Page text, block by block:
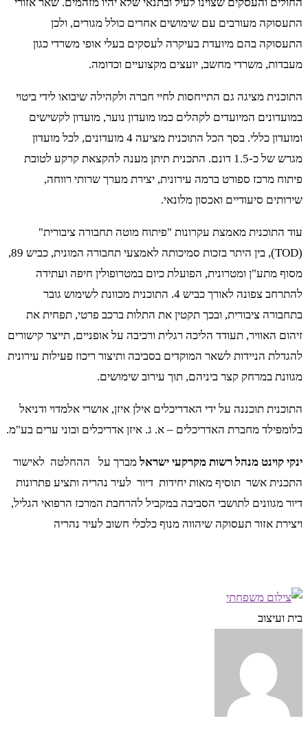
התעסוקה מעורבים עם שימושים אחרים כולל מגורים, ולכן
התעסוקה בהם מיועדת בעיקרה לעסקים בעלי אופי משרדי כגון
מעבדות, משרדי מחשב, יועצים מקצועיים וכדומה.
התוכנית מציגה גם התייחסות לחיי חברה ולקהילה שיבואו לידי ביטוי
במועדונים המיועדים לקהלים כמו מועדון נוער, מועדון לקשישים
ומועדון כללי. בסך הכל התוכנית מציעה 4 מועדונים, לכל מועדון
מגרש של כ-1.5 דונם. התכנית תיתן מענה להקצאת קרקע לטובת
פיתוח מרכז ספורט ברמה עירונית, יצירת מערך שרותי רווחה,
שירותים סיעודיים ואכסון מלונאי.
עוד התוכנית מאמצת עקרונות "פיתוח מוטה תחבורה ציבורית"
(TOD), בין היתר בזכות סמיכותה לאמצעי תחבורה המונית, כביש 89,
מסוף מתע"ן ומטרונית, הפועלת כיום במטרופולין חיפה ועתידה
להתרחב צפונה לאורך כביש 4. התוכנית מכוונת לשימוש גובר
בתחבורה ציבורית, ובכך תקטין את התלות ברכב פרטי, תפחית את
זיהום האוויר, תעודד הליכה רגלית ורכיבה על אופניים, תייצר קישורים
להגדלת הניידות לשאר המוקדים בסביבה ותיצור ריכוז פעילות עירונית
מגוונת במרחק קצר ביניהם, תוך עירוב שימושים.
התוכנית תוכננה על ידי האדריכלים אילן איזן, אושרי אלמדוי ודניאל
בלומפילד מחברת האדריכלים – א. ג. איזן אדריכלים ובוני ערים בע"מ.
ינקי קוינט מנהל רשות מקרקעי ישראלמברך על ההחלטה לאישור
התכנית אשר תוסיף מאות יחידות דיור לעיר נהריה ותציע פתרונות
דיור מגוונים לתושבי הסביבה במקביל להרחבת המרכז הרפואי הגליל,
ויצירת אזור תעסוקה שיהווה מנוף כלכלי חשוב לעיר נהריה
בית ועיצוב